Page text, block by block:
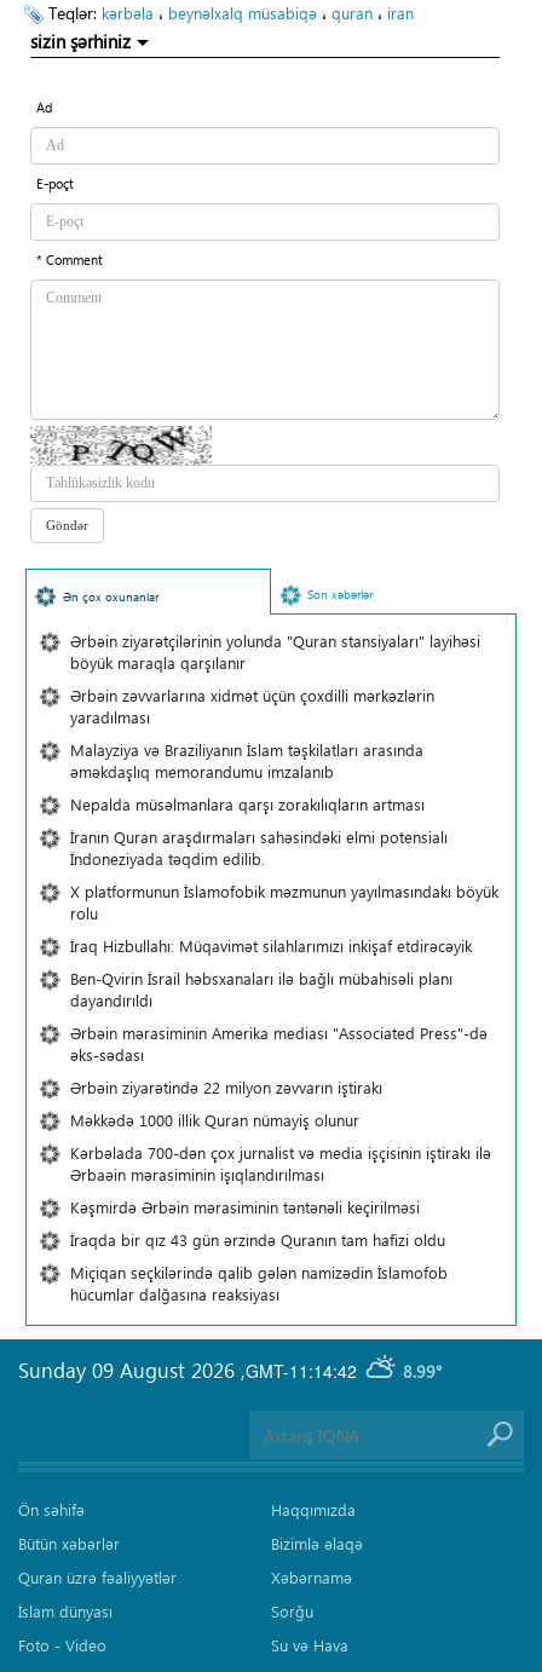
Teqlər: kərbəla ، beynəlxalq müsabiqə ، quran ، iran
sizin şərhiniz
Ad
E-poçt
* Comment
Ən çox oxunanlar Son xəbərlər
Ərbəin ziyarətçilərinin yolunda "Quran stansiyaları" layihəsi
böyük maraqla qarşılanır
Ərbəin zəvvarlarına xidmət üçün çoxdilli mərkəzlərin
yaradılması
Malayziya və Braziliyanın İslam təşkilatları arasında
əməkdaşlıq memorandumu imzalanıb
Nepalda müsəlmanlara qarşı zorakılıqların artması
İranın Quran araşdırmaları sahəsindəki elmi potensialı
İndoneziyada təqdim edilib.
X platformunun İslamofobik məzmunun yayılmasındakı böyük
rolu
İraq Hizbullahı: Müqavimət silahlarımızı inkişaf etdirəcəyik
Ben-Qvirin İsrail həbsxanaları ilə bağlı mübahisəli planı
dayandırıldı
Ərbəin mərasiminin Amerika mediası "Associated Press"-də
əks-sədası
Ərbəin ziyarətində 22 milyon zəvvarın iştirakı
Məkkədə 1000 illik Quran nümayiş olunur
Kərbəlada 700-dən çox jurnalist və media işçisinin iştirakı ilə
Ərbaəin mərasiminin işıqlandırılması
Kəşmirdə Ərbəin mərasiminin təntənəli keçirilməsi
İraqda bir qız 43 gün ərzində Quranın tam hafizi oldu
Miçiqan seçkilərində qalib gələn namizədin İslamofob
hücumlar dalğasına reaksiyası
GMT-11:14:42 8.99°
Sunday 09 August 2026 ,
Ön səhifə
Bütün xəbərlər
Quran üzrə fəaliyyətlər
İslam dünyası
Foto - Video
Haqqımızda
Bizimlə əlaqə
Xəbərnamə
Sorğu
Su və Hava